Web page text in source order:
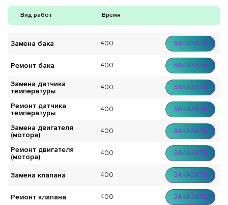
Вид работ Время
Замена бака 400 ЗАКАЗАТЬ
Ремонт бака 400 ЗАКАЗАТЬ
Замена датчика
температуры
400 ЗАКАЗАТЬ
Ремонт датчика
температуры
400 ЗАКАЗАТЬ
Замена двигателя
(мотора)
400 ЗАКАЗАТЬ
Ремонт двигателя
(мотора)
400 ЗАКАЗАТЬ
Замена клапана 400 ЗАКАЗАТЬ
Ремонт клапана 400 ЗАКАЗАТЬ